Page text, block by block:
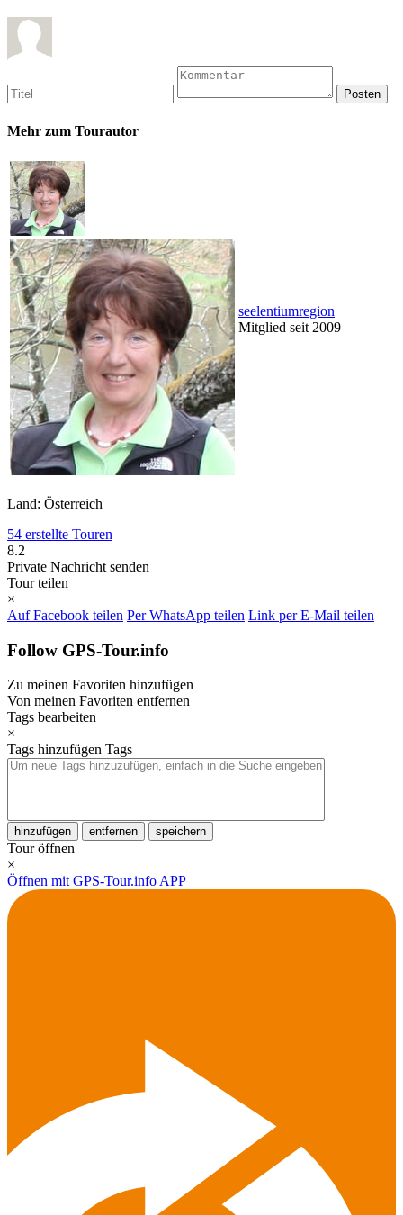
Mehr zum Tourautor
seelentiumregion
Mitglied seit 2009
Land: Österreich
54 erstellte Touren
8.2
Private Nachricht senden
Tour teilen
×
Auf Facebook teilen Per WhatsApp teilen Link per E-Mail teilen
Follow GPS-Tour.info
Zu meinen Favoriten hinzufügen
Von meinen Favoriten entfernen
Tags bearbeiten
×
Tags hinzufügen Tags
hinzufügen entfernen speichern
Tour öffnen
×
Öffnen mit GPS-Tour.info APP